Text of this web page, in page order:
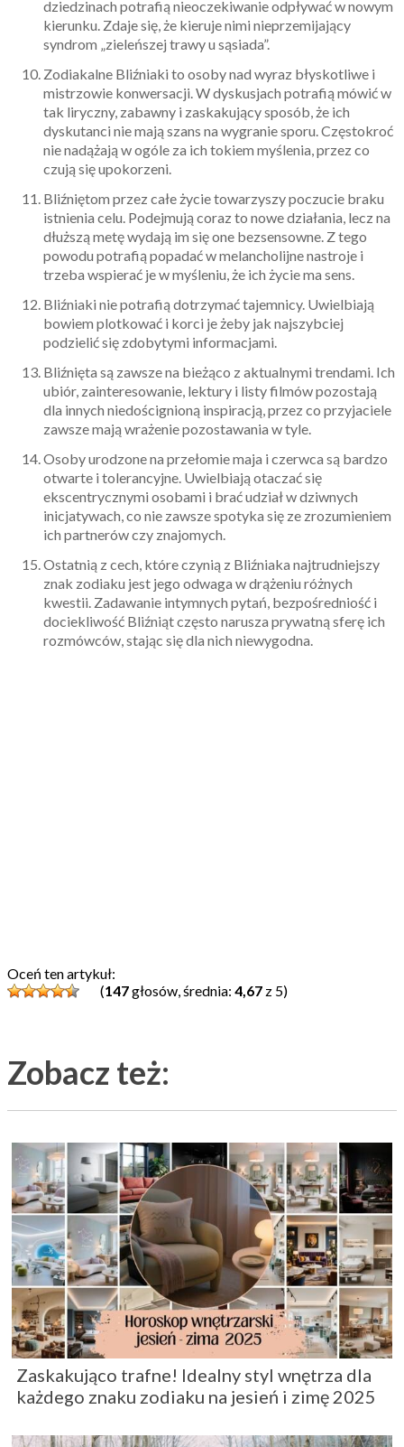
dziedzinach potrafią nieoczekiwanie odpływać w nowym
kierunku. Zdaje się, że kieruje nimi nieprzemijający
syndrom „zieleńszej trawy u sąsiada”.
Zodiakalne Bliźniaki to osoby nad wyraz błyskotliwe i
mistrzowie konwersacji. W dyskusjach potrafią mówić w
tak liryczny, zabawny i zaskakujący sposób, że ich
dyskutanci nie mają szans na wygranie sporu. Częstokroć
nie nadążają w ogóle za ich tokiem myślenia, przez co
czują się upokorzeni.
Bliźniętom przez całe życie towarzyszy poczucie braku
istnienia celu. Podejmują coraz to nowe działania, lecz na
dłuższą metę wydają im się one bezsensowne. Z tego
powodu potrafią popadać w melancholijne nastroje i
trzeba wspierać je w myśleniu, że ich życie ma sens.
Bliźniaki nie potrafią dotrzymać tajemnicy. Uwielbiają
bowiem plotkować i korci je żeby jak najszybciej
podzielić się zdobytymi informacjami.
Bliźnięta są zawsze na bieżąco z aktualnymi trendami. Ich
ubiór, zainteresowanie, lektury i listy filmów pozostają
dla innych niedoścignioną inspiracją, przez co przyjaciele
zawsze mają wrażenie pozostawania w tyle.
Osoby urodzone na przełomie maja i czerwca są bardzo
otwarte i tolerancyjne. Uwielbiają otaczać się
ekscentrycznymi osobami i brać udział w dziwnych
inicjatywach, co nie zawsze spotyka się ze zrozumieniem
ich partnerów czy znajomych.
Ostatnią z cech, które czynią z Bliźniaka najtrudniejszy
znak zodiaku jest jego odwaga w drążeniu różnych
kwestii. Zadawanie intymnych pytań, bezpośredniość i
dociekliwość Bliźniąt często narusza prywatną sferę ich
rozmówców, stając się dla nich niewygodna.
Oceń ten artykuł:
(147głosów, średnia: 4,67 z 5)
Zobacz też:
Zaskakująco trafne! Idealny styl wnętrza dla
każdego znaku zodiaku na jesień i zimę 2025